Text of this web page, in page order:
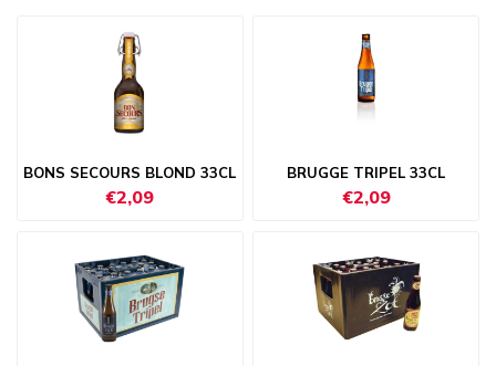
BONS SECOURS BLOND 33CL
€2,09
BRUGGE TRIPEL 33CL
€2,09